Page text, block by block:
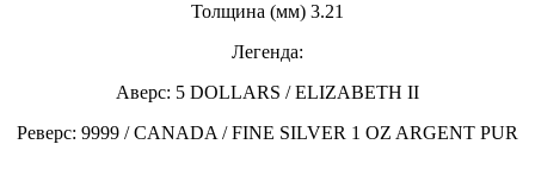
Толщина (мм) 3.21
Легенда:
Аверс: 5 DOLLARS / ELIZABETH II
Реверс: 9999 / CANADA / FINE SILVER 1 OZ ARGENT PUR